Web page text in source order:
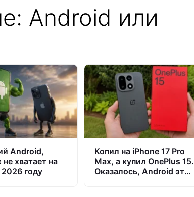
Android или
Android,
хватает на
году
Копил на iPhone 17 Pro
Max, а купил OnePlus 15.
Оказалось, Android это